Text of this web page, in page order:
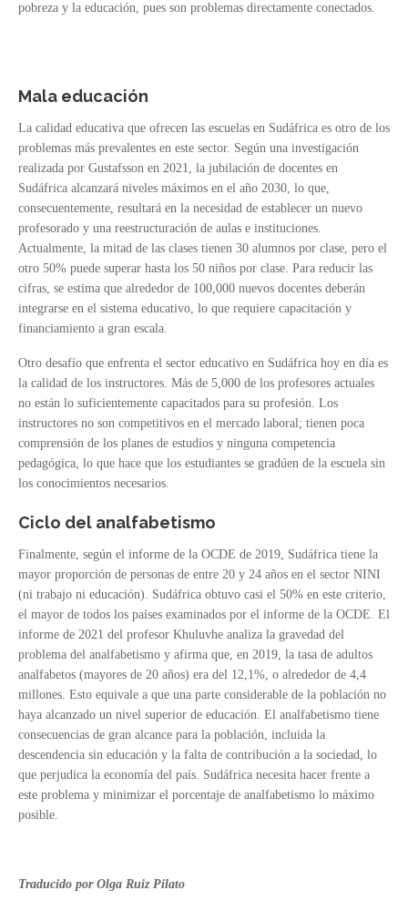
pobreza y la educación, pues son problemas directamente conectados.
Mala educación
La calidad educativa que ofrecen las escuelas en Sudáfrica es otro de los
problemas más prevalentes en este sector. Según una investigación
realizada por Gustafsson en 2021, la jubilación de docentes en
Sudáfrica alcanzará niveles máximos en el año 2030, lo que,
consecuentemente, resultará en la necesidad de establecer un nuevo
profesorado y una reestructuración de aulas e instituciones.
Actualmente, la mitad de las clases tienen 30 alumnos por clase, pero el
otro 50% puede superar hasta los 50 niños por clase. Para reducir las
cifras, se estima que alrededor de 100,000 nuevos docentes deberán
integrarse en el sistema educativo, lo que requiere capacitación y
financiamiento a gran escala.
Otro desafío que enfrenta el sector educativo en Sudáfrica hoy en día es
la calidad de los instructores. Más de 5,000 de los profesores actuales
no están lo suficientemente capacitados para su profesión. Los
instructores no son competitivos en el mercado laboral; tienen poca
comprensión de los planes de estudios y ninguna competencia
pedagógica, lo que hace que los estudiantes se gradúen de la escuela sin
los conocimientos necesarios.
Ciclo del analfabetismo
Finalmente, según el informe de la OCDE de 2019, Sudáfrica tiene la
mayor proporción de personas de entre 20 y 24 años en el sector NINI
(ni trabajo ni educación). Sudáfrica obtuvo casi el 50% en este criterio,
el mayor de todos los países examinados por el informe de la OCDE. El
informe de 2021 del profesor Khuluvhe analiza la gravedad del
problema del analfabetismo y afirma que, en 2019, la tasa de adultos
analfabetos (mayores de 20 años) era del 12,1%, o alrededor de 4,4
millones. Esto equivale a que una parte considerable de la población no
haya alcanzado un nivel superior de educación. El analfabetismo tiene
consecuencias de gran alcance para la población, incluida la
descendencia sin educación y la falta de contribución a la sociedad, lo
que perjudica la economía del país. Sudáfrica necesita hacer frente a
este problema y minimizar el porcentaje de analfabetismo lo máximo
posible.
Traducido por Olga Ruiz Pilato